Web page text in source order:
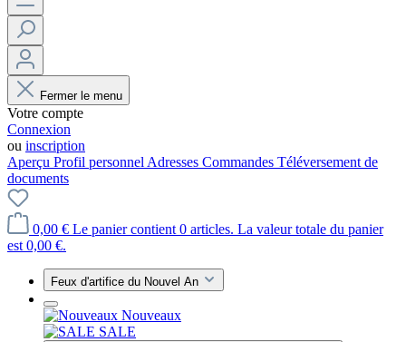
Fermer le menu
Votre compte
Connexion
ou inscription
Aperçu Profil personnel Adresses Commandes Téléversement de
documents
0,00 € Le panier contient 0 articles. La valeur totale du panier
est 0,00 €.
Feux d'artifice du Nouvel An
Nouveaux
SALE